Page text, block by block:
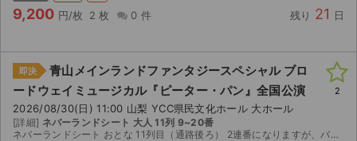
スポーツ
ご利用ガイド
ご利用ガイド
9,200 円/枚 2 枚 0 件 残り 21 日
即決
青山メインランドファンタジースペシャル ブロ
ードウェイミュージカル『ピーター・パン』全国公演
2026/08/30(日) 11:00 山梨 YCC県民文化ホール 大ホール
[詳細] ネバーランドシート 大人 11列 9~20番
ネバーランドシート おとな 11列目（通路後ろ） 2連番になりますが、バラ売りも検討 定価:9200円
2